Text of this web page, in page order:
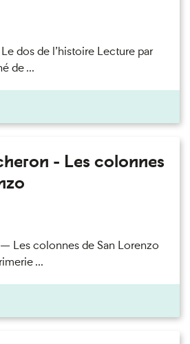
dos de l’histoire Lecture par
de ...
- Les colonnes
Les colonnes de San Lorenzo
...